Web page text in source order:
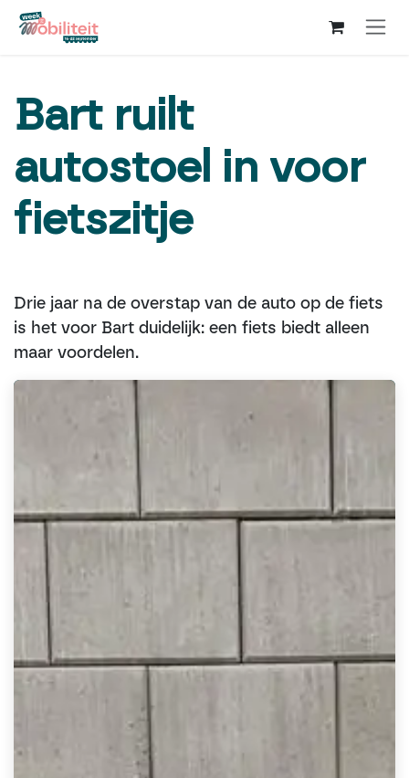
Overslaan naar inhoud
Bart ruilt
autostoel in voor
fietszitje
Drie jaar na de overstap van de auto op de fiets
is het voor Bart duidelijk: een fiets biedt alleen
maar voordelen.